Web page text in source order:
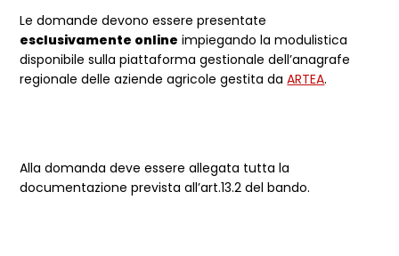
Le domande devono essere presentate
esclusivamente online impiegando la modulistica
disponibile sulla piattaforma gestionale dell’anagrafe
regionale delle aziende agricole gestita daARTEA.
Alla domanda deve essere allegata tutta la
documentazione prevista all’art.13.2 del bando.